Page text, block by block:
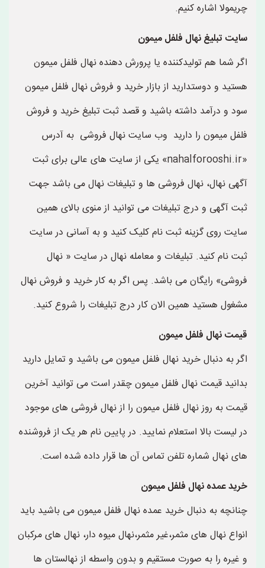
چریمولا اشاره کنیم.
سایت تبلیغ نهال فلفل میمون
اگر شما هم تولیدکننده یا پرورش دهنده نهال فلفل میمون
هستید و دوستدارید از بازار خرید و فروش نهال فلفل میمون
سود و درآمد داشته باشید و قصد ثبت تبلیغ خرید و فروش
فلفل میمون را دارید وب سایت نهال فروشی به آدرس
«nahalforooshi.ir» یکی از سایت های عالی برای ثبت
آگهی نهال، نهال فروشی ها و تبلیغات نهال می باشد جهت
ثبت آگهی و درج تبلیغات می توانید از منوی بالای همین
سایت روی گزینه ثبت نام کلیک کنید و به آسانی در سایت
ثبت نام کنید. تبلیغات و معامله نهال در سایت « نهال
فروشی» رایگان می باشد. پس اگر به کار خرید و فروش نهال
مشغول هستید همین الان کار درج تبلیغات را شروع کنید.
قیمت نهال فلفل میمون
اگر به دنبال خرید نهال فلفل میمون می باشید و تمایل دارید
بدانید قیمت نهال فلفل میمون چقدر است می توانید آخرین
قیمت به روز نهال فلفل میمون را از نهال فروشی های موجود
در لیست بالا استعلام نمایید. در پایین نام هر یک از فروشنده
های نهال شماره تلفن تماس آن ها قرار داده شده است.
خرید عمده نهال فلفل میمون
چنانچه به دنبال خرید عمده نهال فلفل میمون می باشید باید
انواع نهال های مثمر،غیر مثمر،نهال میوه دار، نهال های مرکبان
و غیره را به صورت مستقیم و بدون واسطه از نهالستان ها